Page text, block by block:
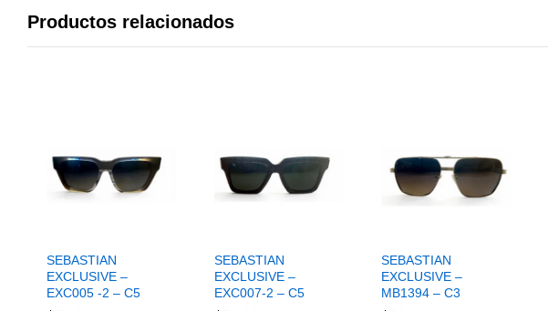
Productos relacionados
SEBASTIAN
EXCLUSIVE –
EXC005 -2 – C5
SEBASTIAN
EXCLUSIVE –
EXC007-2 – C5
SEBASTIAN
EXCLUSIVE –
MB1394 – C3